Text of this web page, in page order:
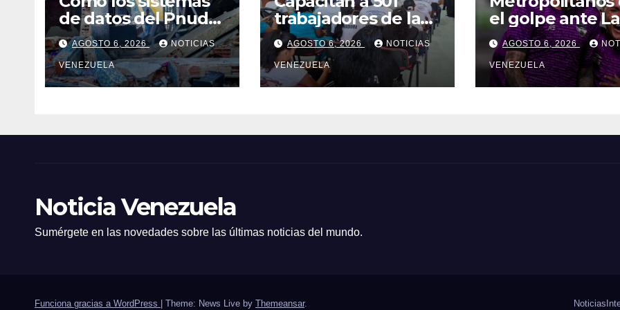
de datos del Pnud
ayudaron a evaluar
el sismo y tomar
decisiones
AGOSTO 6, 2026 NOTICIAS
VENEZUELA
trabajadores de la
salud en protocolos
de vacunación para
campamentos
AGOSTO 6, 2026 NOTICIAS
VENEZUELA
el golpe ante La
Guaira y
el liderato
AGOSTO 6, 2026
VENEZUELA
Noticia Venezuela
Sumérgete en las novedades sobre las últimas noticias del mundo.
Funciona gracias a WordPress Theme: News Live by Themeansar. Noticias